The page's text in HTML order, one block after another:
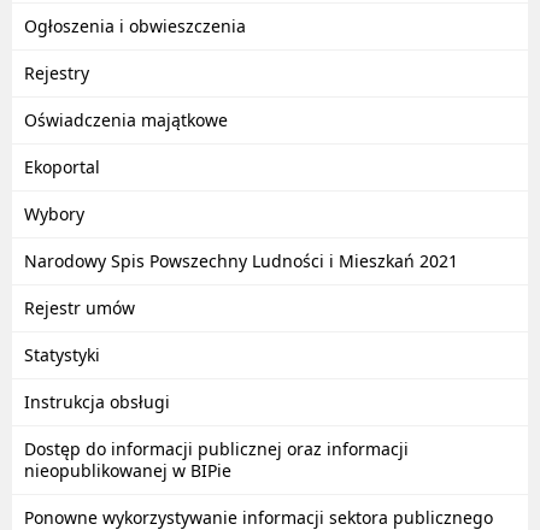
Ogłoszenia i obwieszczenia
Rejestry
Oświadczenia majątkowe
Ekoportal
Wybory
Narodowy Spis Powszechny Ludności i Mieszkań 2021
Rejestr umów
Statystyki
Instrukcja obsługi
Dostęp do informacji publicznej oraz informacji
nieopublikowanej w BIPie
Ponowne wykorzystywanie informacji sektora publicznego